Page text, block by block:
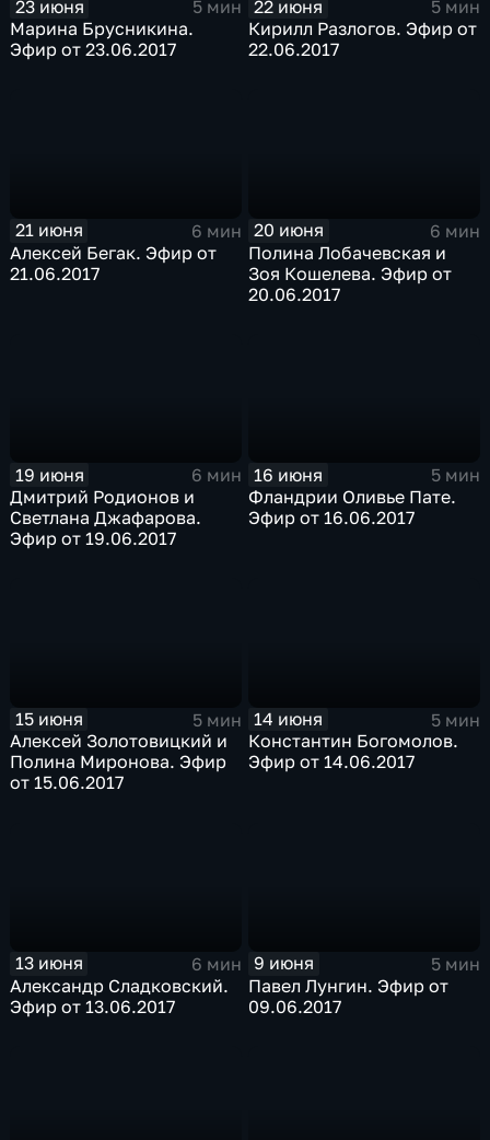
23 июня
5 мин
Марина Брусникина.
Эфир от 23.06.2017
22 июня
5 мин
Кирилл Разлогов. Эфир от
22.06.2017
21 июня
6 мин
Алексей Бегак. Эфир от
21.06.2017
20 июня
6 мин
Полина Лобачевская и
Зоя Кошелева. Эфир от
20.06.2017
19 июня
6 мин
Дмитрий Родионов и
Светлана Джафарова.
Эфир от 19.06.2017
16 июня
5 мин
Фландрии Оливье Пате.
Эфир от 16.06.2017
15 июня
5 мин
Алексей Золотовицкий и
Полина Миронова. Эфир
от 15.06.2017
14 июня
5 мин
Константин Богомолов.
Эфир от 14.06.2017
13 июня
6 мин
Александр Сладковский.
Эфир от 13.06.2017
9 июня
5 мин
Павел Лунгин. Эфир от
09.06.2017